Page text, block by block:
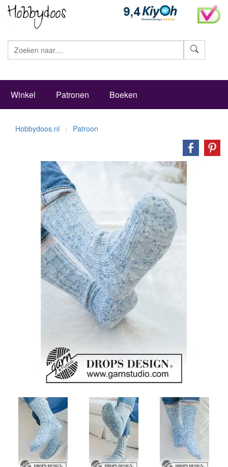
Winkel Patronen Boeken
Hobbydoos.nl Patroon